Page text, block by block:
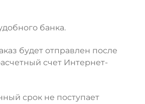
банка.
будет отправлен после
счет Интернет-
срок не поступает